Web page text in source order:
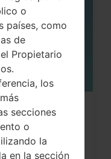
en
o
países, como
de
Propietario
los
secciones
o
la
en la sección